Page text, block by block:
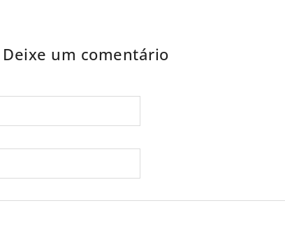
Deixe um comentário